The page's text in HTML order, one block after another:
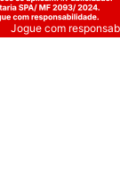
Jogue com